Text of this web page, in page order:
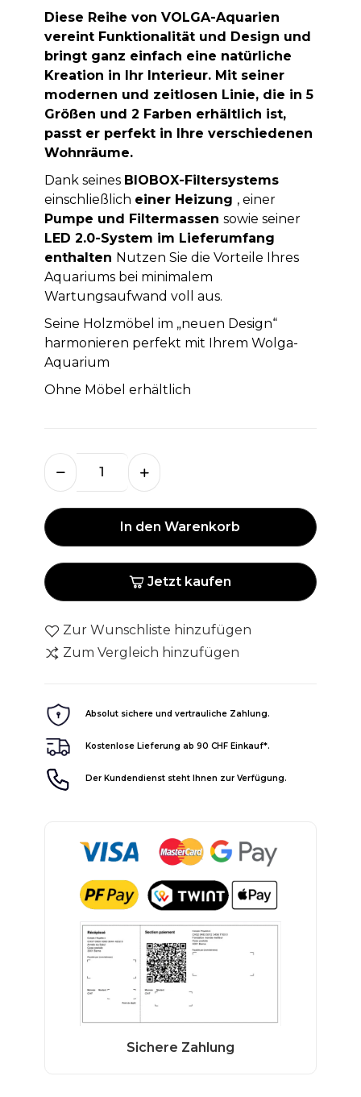
Diese Reihe von VOLGA-Aquarien
vereint Funktionalität und Design und
bringt ganz einfach eine natürliche
Kreation in Ihr Interieur. Mit seiner
modernen und zeitlosen Linie, die in 5
Größen und 2 Farben erhältlich ist,
passt er perfekt in Ihre verschiedenen
Wohnräume.
Dank seines BIOBOX-Filtersystems
einschließlich einer Heizung , einer
Pumpe und Filtermassen sowie seiner
LED 2.0-System im Lieferumfang
enthalten Nutzen Sie die Vorteile Ihres
Aquariums bei minimalem
Wartungsaufwand voll aus.
Seine Holzmöbel im „neuen Design“
harmonieren perfekt mit Ihrem Wolga-
Aquarium
Ohne Möbel erhältlich
In den Warenkorb
Jetzt kaufen
Zur Wunschliste hinzufügen
Zum Vergleich hinzufügen
Absolut sichere und vertrauliche Zahlung.
Kostenlose Lieferung ab 90 CHF Einkauf*.
Der Kundendienst steht Ihnen zur Verfügung.